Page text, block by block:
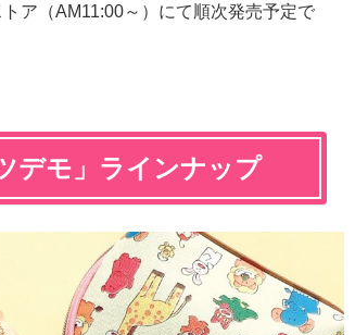
ア（AM11:00～）にて順次発売予定で
デモ」ラインナップ